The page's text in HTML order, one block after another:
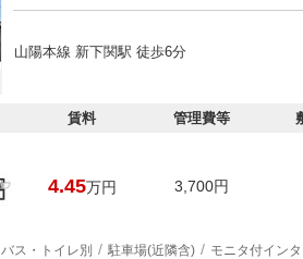
山陽本線 新下関駅 徒歩6分
賃料 管理費等
4.45万円 3,700円
バス・トイレ別 駐車場(近隣含) モニタ付イン